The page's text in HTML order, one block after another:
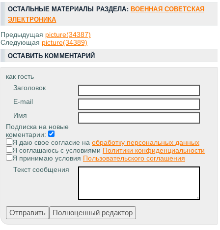
ОСТАЛЬНЫЕ МАТЕРИАЛЫ РАЗДЕЛА: ВОЕННАЯ СОВЕТСКАЯ
ЭЛЕКТРОНИКА
Предыдущая picture(34387)
Следующая picture(34389)
ОСТАВИТЬ КОММЕНТАРИЙ
как гость
Заголовок
E-mail
Имя
Подписка на новые
коментарии:
Я даю свое согласие на обработку персональных данных
Я соглашаюсь с условиями Политики конфиденциальности
Я принимаю условия Пользовательского соглашения
Текст сообщения